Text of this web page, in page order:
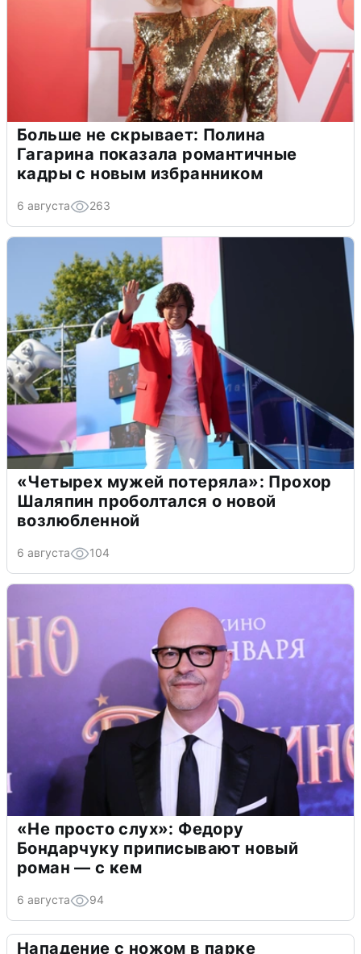
Больше не скрывает: Полина
Гагарина показала романтичные
кадры с новым избранником
6 августа 263
«Четырех мужей потеряла»: Прохор
Шаляпин проболтался о новой
возлюбленной
6 августа 104
«Не просто слух»: Федору
Бондарчуку приписывают новый
роман — с кем
6 августа 94
Нападение с ножом в парке